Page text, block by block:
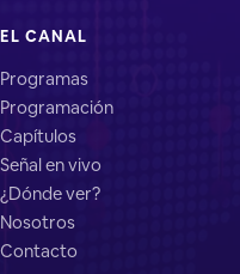
EL CANAL
Programas
Programación
Capítulos
Señal en vivo
¿Dónde ver?
Nosotros
Contacto